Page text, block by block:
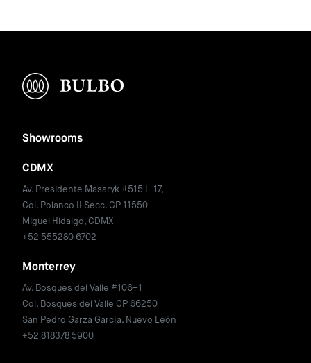
Showrooms
CDMX
Av. Presidente Masaryk #515 L-17,
Col. Polanco II Secc. CP 11550
Miguel Hidalgo, CDMX
+52 555280 6702
Monterrey
Av. Bosques del Valle #106–1
Col. Bosques del Valle CP 66250
San Pedro Garza García, Nuevo León
+52 818378 5900